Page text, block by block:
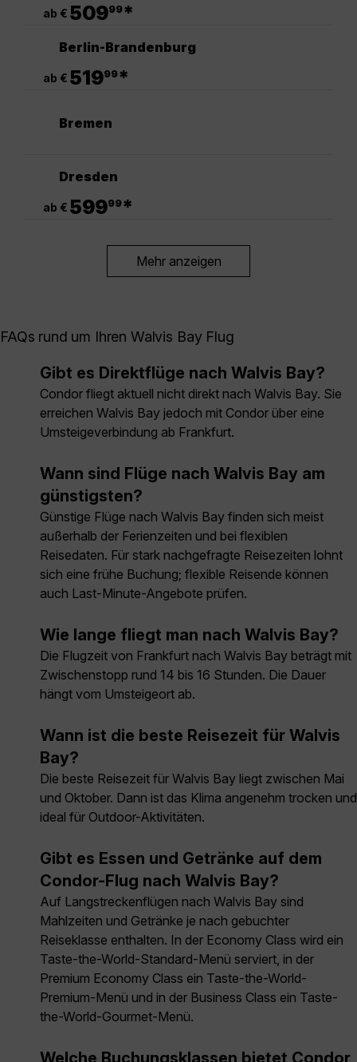
ab € 50999*
Berlin-Brandenburg
ab € 51999*
Bremen
Dresden
ab € 59999*
Mehr anzeigen
FAQs rund um Ihren Walvis Bay Flug
Gibt es Direktflüge nach Walvis Bay?
Condor fliegt aktuell nicht direkt nach Walvis Bay. Sie
erreichen Walvis Bay jedoch mit Condor über eine
Umsteigeverbindung ab Frankfurt.
Wann sind Flüge nach Walvis Bay am
günstigsten?
Günstige Flüge nach Walvis Bay finden sich meist
außerhalb der Ferienzeiten und bei flexiblen
Reisedaten. Für stark nachgefragte Reisezeiten lohnt
sich eine frühe Buchung; flexible Reisende können
auch Last-Minute-Angebote prüfen.
Wie lange fliegt man nach Walvis Bay?
Die Flugzeit von Frankfurt nach Walvis Bay beträgt mit
Zwischenstopp rund 14 bis 16 Stunden. Die Dauer
hängt vom Umsteigeort ab.
Wann ist die beste Reisezeit für Walvis
Bay?
Die beste Reisezeit für Walvis Bay liegt zwischen Mai
und Oktober. Dann ist das Klima angenehm trocken und
ideal für Outdoor-Aktivitäten.
Gibt es Essen und Getränke auf dem
Condor-Flug nach Walvis Bay?
Auf Langstreckenflügen nach Walvis Bay sind
Mahlzeiten und Getränke je nach gebuchter
Reiseklasse enthalten. In der Economy Class wird ein
Taste-the-World-Standard-Menü serviert, in der
Premium Economy Class ein Taste-the-World-
Premium-Menü und in der Business Class ein Taste-
the-World-Gourmet-Menü.